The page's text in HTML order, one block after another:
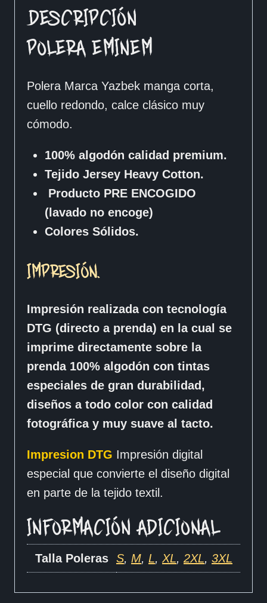
DESCRIPCIÓN
POLERA EMINEM
Polera Marca Yazbek manga corta,
cuello redondo, calce clásico muy
cómodo.
100% algodón calidad premium.
Tejido Jersey Heavy Cotton.
Producto PRE ENCOGIDO
(lavado no encoge)
Colores Sólidos.
IMPRESIÓN.
Impresión realizada con tecnología
DTG (directo a prenda) en la cual se
imprime directamente sobre la
prenda 100% algodón con tintas
especiales de gran durabilidad,
diseños a todo color con calidad
fotográfica y muy suave al tacto.
Impresion DTG Impresión digital
especial que convierte el diseño digital
en parte de la tejido textil.
INFORMACIÓN ADICIONAL
Talla Poleras S, M, L, XL, 2XL, 3XL